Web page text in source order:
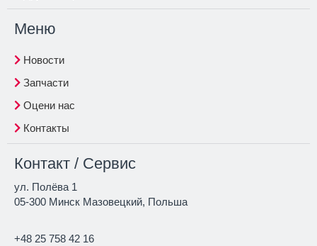
Меню
Новости
Запчасти
Оцени нас
Контакты
Контакт / Сервис
ул. Полёва 1
05-300 Минск Мазовецкий, Польша
+48 25 758 42 16